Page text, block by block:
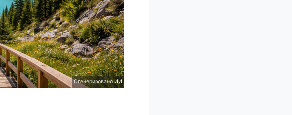
Сгенерировано ИИ